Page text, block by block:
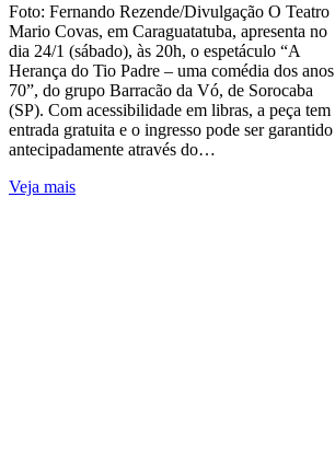
Foto: Fernando Rezende/Divulgação O Teatro
Mario Covas, em Caraguatatuba, apresenta no
dia 24/1 (sábado), às 20h, o espetáculo “A
Herança do Tio Padre – uma comédia dos anos
70”, do grupo Barracão da Vó, de Sorocaba
(SP). Com acessibilidade em libras, a peça tem
entrada gratuita e o ingresso pode ser garantido
antecipadamente através do…
Veja mais